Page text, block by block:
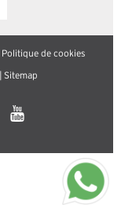
Politique de cookies
Sitemap